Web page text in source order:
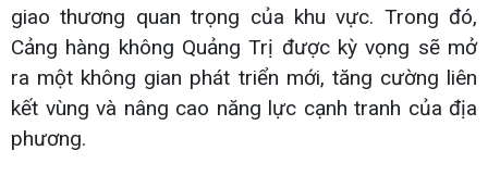
giao thương quan trọng của khu vực. Trong đó,
Cảng hàng không Quảng Trị được kỳ vọng sẽ mở
ra một không gian phát triển mới, tăng cường liên
kết vùng và nâng cao năng lực cạnh tranh của địa
phương.